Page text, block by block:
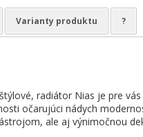
Varianty produktu ?
radiátor Nias je pre vás
očarujúci nádych
ale aj výnimočnou